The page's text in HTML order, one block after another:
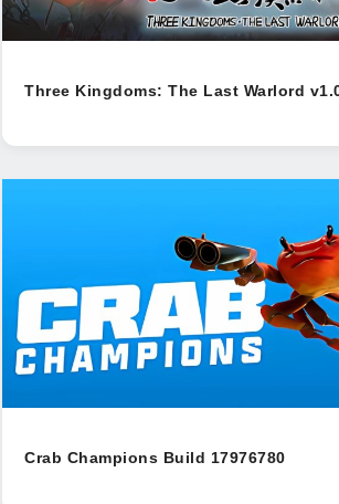
Three Kingdoms: The Last Warlord
Crab Champions Build 17976780